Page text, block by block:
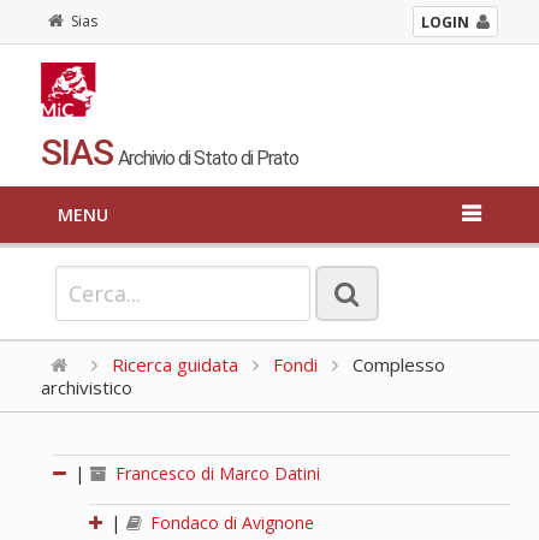
Sias LOGIN
SIAS Archivio di Stato di Prato
MENU
Ricerca guidata Fondi
Complesso
archivistico
| Francesco di Marco Datini
|
Fondaco di Avignone